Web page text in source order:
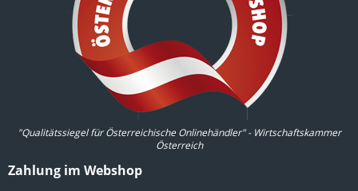
"Qualitätssiegel für Österreichische Onlinehändler" - Wirtschaftskammer
Österreich
Zahlung im Webshop